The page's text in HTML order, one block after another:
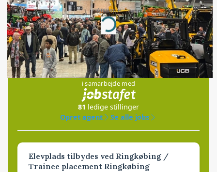
Annonce
Loading...
Jobs
i samarbejde med
81 ledige stillinger
Opret agent
Se alle jobs
Elevplads tilbydes ved Ringkøbing /
Trainee placement Ringkøbing